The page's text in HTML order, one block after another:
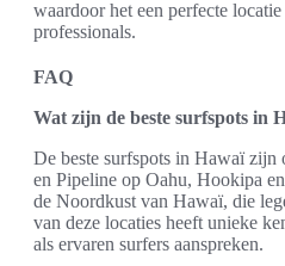
waardoor het een perfecte
professionals.
FAQ
Wat zijn de beste surfspots in
De beste surfspots in Hawaï zijn
en Pipeline op Oahu, Hookipa
de Noordkust van Hawaï, die
van deze locaties heeft unieke
als ervaren surfers aanspreken.